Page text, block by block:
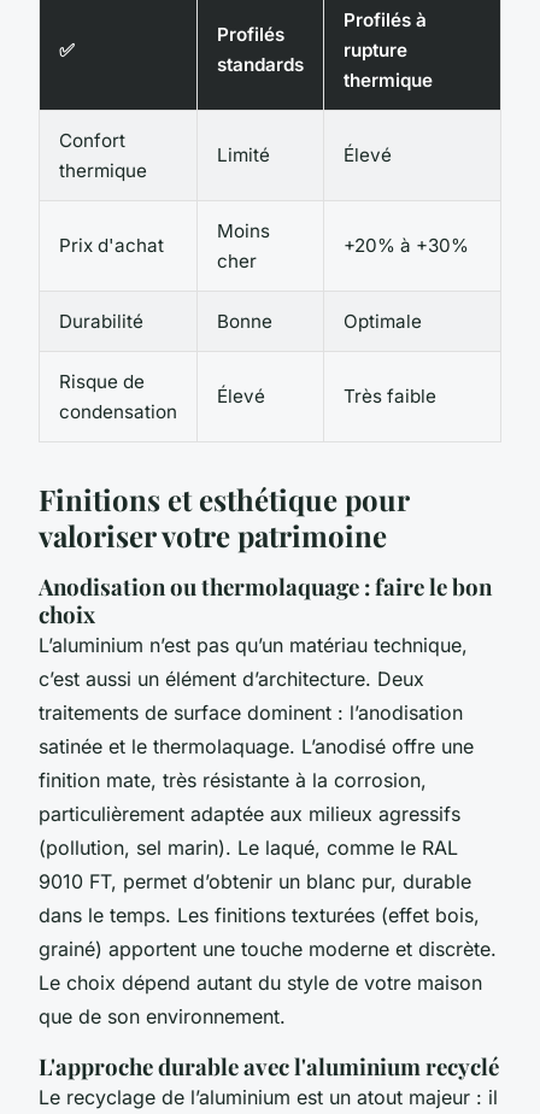
✅
Profilés
standards
Profilés à
rupture
thermique
Confort
thermique
Limité Élevé
Prix d'achat
Moins
cher
+20% à +30%
Durabilité Bonne Optimale
Risque de
condensation
Élevé Très faible
Finitions et esthétique pour
valoriser votre patrimoine
Anodisation ou thermolaquage : faire le bon
choix
L’aluminium n’est pas qu’un matériau technique,
c’est aussi un élément d’architecture. Deux
traitements de surface dominent : l’anodisation
satinée et le thermolaquage. L’anodisé offre une
finition mate, très résistante à la corrosion,
particulièrement adaptée aux milieux agressifs
(pollution, sel marin). Le laqué, comme le RAL
9010 FT, permet d’obtenir un blanc pur, durable
dans le temps. Les finitions texturées (effet bois,
grainé) apportent une touche moderne et discrète.
Le choix dépend autant du style de votre maison
que de son environnement.
L'approche durable avec l'aluminium recyclé
Le recyclage de l’aluminium est un atout majeur : il